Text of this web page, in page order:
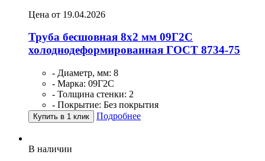
Цена от 19.04.2026
Труба бесшовная 8х2 мм 09Г2С
холоднодеформированная ГОСТ 8734-75
- Диаметр, мм: 8
- Марка: 09Г2С
- Толщина стенки: 2
- Покрытие: Без покрытия
Купить в 1 клик Подробнее
В наличии